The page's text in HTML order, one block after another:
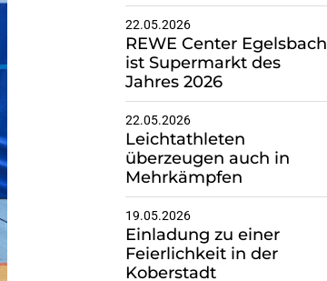
22.05.2026
REWE Center Egelsbach
ist Supermarkt des
Jahres 2026
22.05.2026
Leichtathleten
überzeugen auch in
Mehrkämpfen
19.05.2026
Einladung zu einer
Feierlichkeit in der
Koberstadt